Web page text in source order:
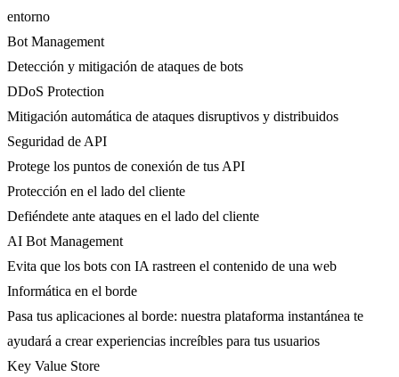
entorno
Bot Management
Detección y mitigación de ataques de bots
DDoS Protection
Mitigación automática de ataques disruptivos y distribuidos
Seguridad de API
Protege los puntos de conexión de tus API
Protección en el lado del cliente
Defiéndete ante ataques en el lado del cliente
AI Bot Management
Evita que los bots con IA rastreen el contenido de una web
Informática en el borde
Pasa tus aplicaciones al borde: nuestra plataforma instantánea te
ayudará a crear experiencias increíbles para tus usuarios
Key Value Store